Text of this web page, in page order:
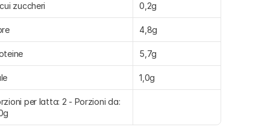
zuccheri 0,2g
4,8g
5,7g
1,0g
per latta: 2 - Porzioni da: